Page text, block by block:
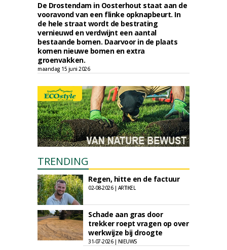
De Drostendam in Oosterhout staat aan de
vooravond van een flinke opknapbeurt. In
de hele straat wordt de bestrating
vernieuwd en verdwijnt een aantal
bestaande bomen. Daarvoor in de plaats
komen nieuwe bomen en extra
groenvakken.
maandag 15 juni 2026
TRENDING
Regen, hitte en de factuur
02-08-2026 | ARTIKEL
Schade aan gras door
trekker roept vragen op over
werkwijze bij droogte
31-07-2026 | NIEUWS